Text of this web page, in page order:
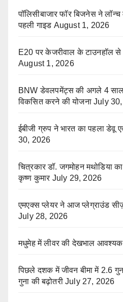
पॉलिसीबाजार फॉर बिजनेस ने
पहली गाइड August 1, 2026
E20 पर केजरीवाल के टाउनहॉल
August 1, 2026
BNW डेवलपमेंट्स की अगले 4
विकसित करने की योजना July
ईबीजी ग्रुप ने भारत का पहला डेवू
30, 2026
चित्रकार डॉ. जगमोहन मथोडिया
कृष्ण कुमार July 29, 2026
एमएक्स प्लेयर ने आज प्लेग्राउंड
July 28, 2026
मधुमेह में लीवर की देखभाल आवश्यक
पिछले दशक में जीवन बीमा में 2.6
गुना की बढ़ोतरी July 27, 2026